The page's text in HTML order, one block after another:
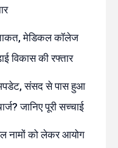
ताकत, मेडिकल कॉलेज
विकास की रफ्तार
संसद से पास हुआ
जानिए पूरी सच्चाई
नामों को लेकर आयोग